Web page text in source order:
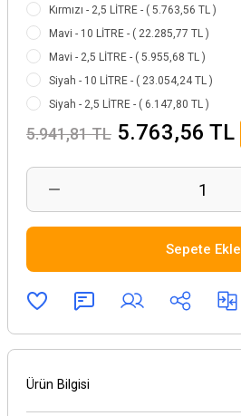
Kırmızı - 2,5 LİTRE - ( 5.763,56 TL )
Mavi - 10 LİTRE - ( 22.285,77 TL )
Mavi - 2,5 LİTRE - ( 5.955,68 TL )
Siyah - 10 LİTRE - ( 23.054,24 TL )
Siyah - 2,5 LİTRE - ( 6.147,80 TL )
5.941,81 TL 5.763,56 TL
Sepete Ekle
Ürün Bilgisi